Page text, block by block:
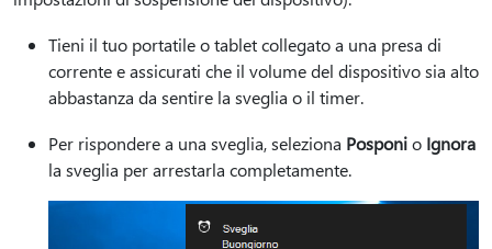
Tieni il tuo portatile o tablet collegato a una presa di
corrente e assicurati che il volume del dispositivo sia alto
abbastanza da sentire la sveglia o il timer.
Per rispondere a una sveglia, seleziona Posponio Ignora
la sveglia per arrestarla completamente.